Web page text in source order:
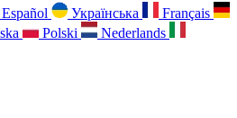
Español Українська
Français
Polski
Nederlands